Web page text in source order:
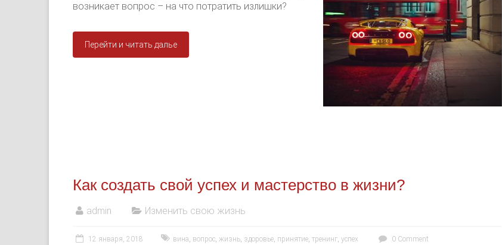
возникает вопрос – на что потратить излишки?
Перейти и читать далье
Как создать свой успех и мастерство в жизни?
admin Изменить свою жизнь
12 января, 2018 вина, вопрос, жизнь, здоровье, принятие, тренинг, успех 0 Comment